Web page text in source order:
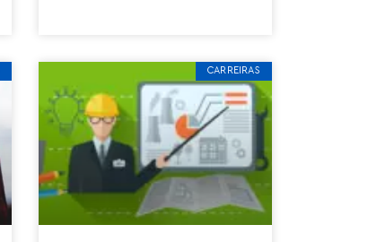
CARREIRAS